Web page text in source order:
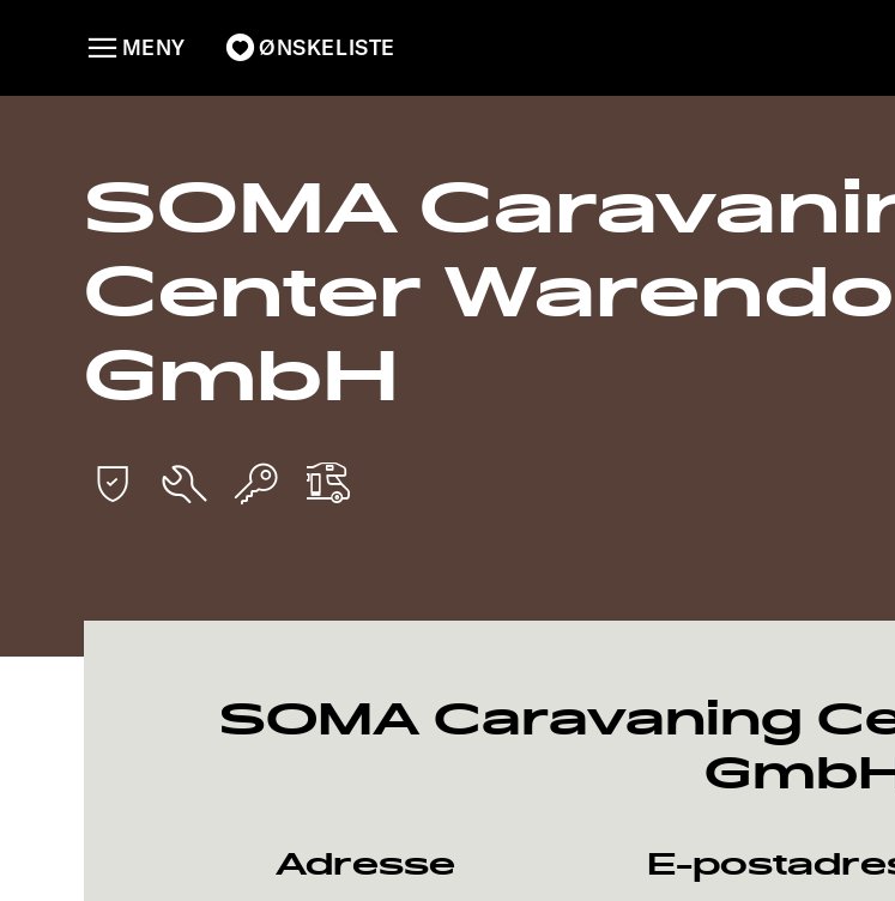
ØNSKELISTE
MENY
SOMA
Center
GmbH
SOMA Caravaning
Adresse E-